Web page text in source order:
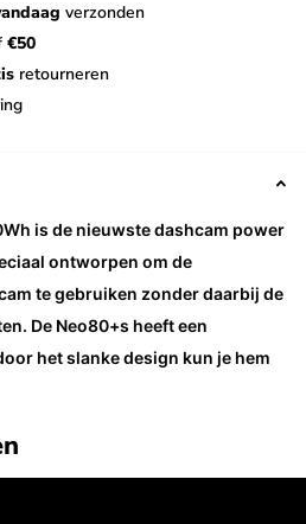
verzonden
€50
retourneren
is de nieuwste dashcam power
ontworpen om de
te gebruiken zonder daarbij de
De Neo80+s heeft een
het slanke design kun je hem
de resterende capaciteit en